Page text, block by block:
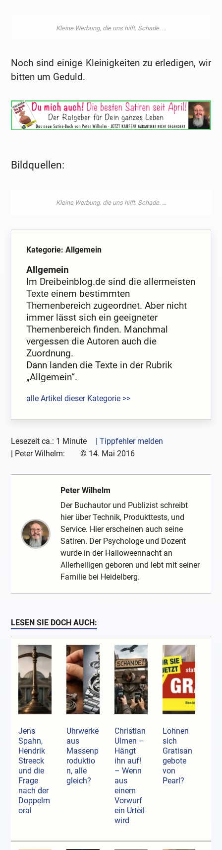
Noch sind einige Kleinigkeiten zu erledigen, wir
bitten um Geduld.
Bildquellen:
Kategorie: Allgemein
Allgemein
Im Dreibeinblog.de sind die allermeisten
Texte einem bestimmten
Themenbereich zugeordnet. Aber nicht
immer lässt sich ein geeigneter
Themenbereich finden. Manchmal
vergessen die Autoren auch die
Zuordnung.
Dann landen die Texte in der Rubrik
„Allgemein“.
alle Artikel dieser Kategorie >>
Lesezeit ca.: 1 Minute
| Tippfehler melden
Peter Wilhelm: © 14. Mai 2016
Peter Wilhelm
Der Buchautor und Publizist schreibt
hier über Technik, Produkttests, und
Service. Hier erscheinen auch seine
Satiren. Der Psychologe und Dozent
wurde in der Halloweennacht an
Allerheiligen geboren und lebt mit seiner
Familie bei Heidelberg.
LESEN SIE DOCH AUCH:
Jens
Spahn,
Hendrik
Streeck
und die
Frage
nach der
Doppelm
oral
Uhrwerke
aus
Massenp
roduktio
n, alle
gleich?
Christian
Ulmen –
Hängt
ihn auf!
– Wenn
aus
einem
Vorwurf
ein Urteil
wird
Lohnen
sich
Gratisan
gebote
von
Pearl?